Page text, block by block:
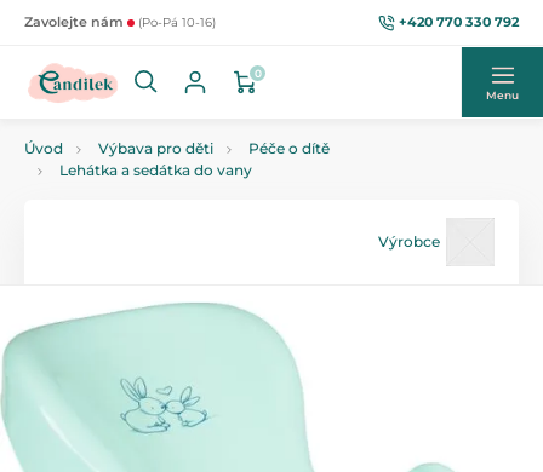
Zavolejte nám (Po-Pá 10-16) +420 770 330 792
0
Menu
Úvod Výbava pro děti
Péče o dítě
Lehátka a sedátka do vany
Výrobce